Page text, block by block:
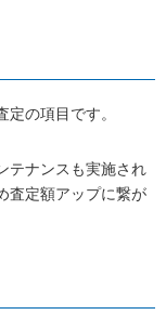
の項目です。
テナンスも実施され
査定額アップに繋が